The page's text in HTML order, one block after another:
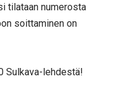
tilataan numerosta
soittaminen on
Sulkava-lehdestä!